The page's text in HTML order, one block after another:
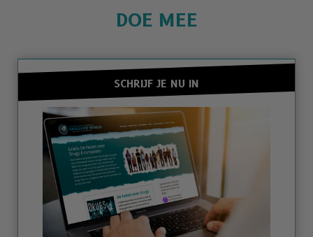
DOE MEE
SCHRIJF JE NU IN